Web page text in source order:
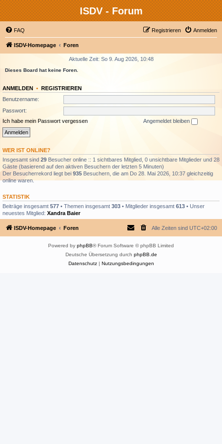
ISDV - Forum
FAQ Anmelden
Registrieren
ISDV-Homepage Foren
Aktuelle Zeit: So 9. Aug 2026, 10:48
Dieses Board hat keine Foren.
ANMELDEN • REGISTRIEREN
Benutzername:
Passwort:
Ich habe mein Passwort vergessen
Angemeldet bleiben
WER IST ONLINE?
Insgesamt sind 29 Besucher online :: 1 sichtbares Mitglied, 0 unsichtbare Mitglieder und 28
Gäste (basierend auf den aktiven Besuchern der letzten 5 Minuten)
Der Besucherrekord liegt bei 935 Besuchern, die am Do 28. Mai 2026, 10:37 gleichzeitig
online waren.
STATISTIK
Beiträge insgesamt 577 • Themen insgesamt 303 • Mitglieder insgesamt 613 • Unser
neuestes Mitglied: Xandra Baier
ISDV-Homepage Foren Alle Zeiten sind UTC+02:00
Powered by phpBB® Forum Software © phpBB Limited
Deutsche Übersetzung durch phpBB.de
Datenschutz| Nutzungsbedingungen